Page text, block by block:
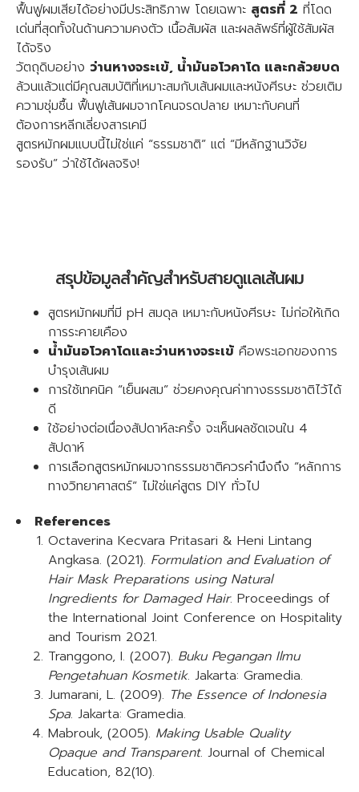
ฟื้นฟูผมเสียได้อย่างมีประสิทธิภาพ โดยเฉพาะ สูตรที่ 2 ที่โดด
เด่นที่สุดทั้งในด้านความคงตัว เนื้อสัมผัส และผลลัพธ์ที่ผู้ใช้สัมผัส
ได้จริง
วัตถุดิบอย่าง ว่านหางจระเข้, น้ำมันอโวคาโด และกล้วยบด
ล้วนแล้วแต่มีคุณสมบัติที่เหมาะสมกับเส้นผมและหนังศีรษะ ช่วยเติม
ความชุ่มชื้น ฟื้นฟูเส้นผมจากโคนจรดปลาย เหมาะกับคนที่
ต้องการหลีกเลี่ยงสารเคมี
สูตรหมักผมแบบนี้ไม่ใช่แค่ “ธรรมชาติ” แต่ “มีหลักฐานวิจัย
รองรับ” ว่าใช้ได้ผลจริง!
สรุปข้อมูลสำคัญสำหรับสายดูแลเส้นผม
สูตรหมักผมที่มี pH สมดุล เหมาะกับหนังศีรษะ ไม่ก่อให้เกิด
การระคายเคือง
น้ำมันอโวคาโดและว่านหางจระเข้ คือพระเอกของการ
บำรุงเส้นผม
การใช้เทคนิค “เย็นผสม” ช่วยคงคุณค่าทางธรรมชาติไว้ได้
ดี
ใช้อย่างต่อเนื่องสัปดาห์ละครั้ง จะเห็นผลชัดเจนใน 4
สัปดาห์
การเลือกสูตรหมักผมจากธรรมชาติควรคำนึงถึง “หลักการ
ทางวิทยาศาสตร์” ไม่ใช่แค่สูตร DIY ทั่วไป
References
Octaverina Kecvara Pritasari & Heni Lintang
Angkasa. (2021). Formulation and Evaluation of
Hair Mask Preparations using Natural
Ingredients for Damaged Hair. Proceedings of
the International Joint Conference on Hospitality
and Tourism 2021.
Tranggono, I. (2007). Buku Pegangan Ilmu
Pengetahuan Kosmetik. Jakarta: Gramedia.
Jumarani, L. (2009). The Essence of Indonesia
Spa. Jakarta: Gramedia.
Mabrouk, (2005). Making Usable Quality
Opaque and Transparent. Journal of Chemical
Education, 82(10).